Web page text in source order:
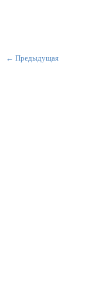
← Предыдущая